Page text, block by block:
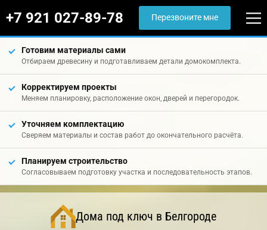
+7 921 027-89-78 Перезвоните мне
Готовим материалы сами
Отбираем древесину и подготавливаем детали домокомплекта.
Корректируем проекты
Меняем планировку, расположение окон, дверей и перегородок.
Уточняем комплектацию
Сверяем материалы и состав работ до окончательного расчёта.
Планируем строительство
Согласовываем подготовку участка и последовательность этапов.
Дома под ключ в Белгороде